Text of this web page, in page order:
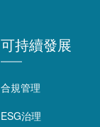
可持續發展
合規管理
ESG治理